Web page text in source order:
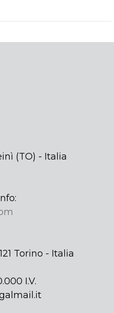
(TO) - Italia
Torino - Italia
I.V.